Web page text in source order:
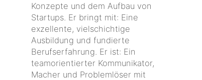
Konzepte und dem Aufbau von
Startups. Er bringt mit: Eine
exzellente, vielschichtige
Ausbildung und fundierte
Berufserfahrung. Er ist: Ein
teamorientierter Kommunikator,
Macher und Problemlöser mit